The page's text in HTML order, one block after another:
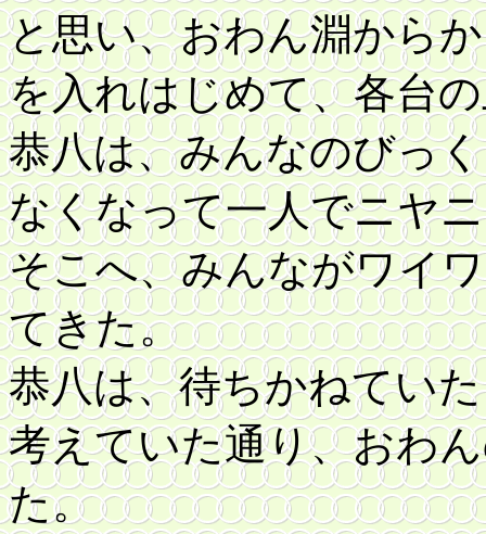
と思い、おわん淵から
を入れはじめて、各台
恭八は、みんなのびっ
なくなって一人でニヤ
そこへ、みんながワイ
てきた。
恭八は、待ちかねてい
考えていた通り、おわ
た。